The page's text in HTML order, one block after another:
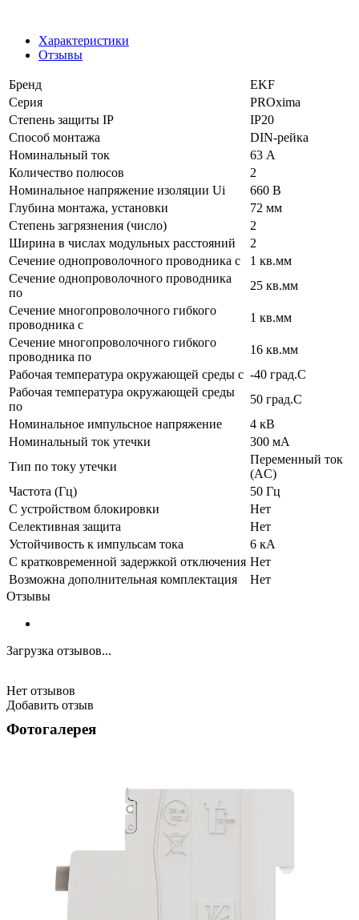
Характеристики
Отзывы
Бренд
EKF
Серия
PROxima
Степень защиты IP
IP20
Способ монтажа
DIN-рейка
Номинальный ток
63 А
Количество полюсов
2
Номинальное напряжение изоляции Ui
660 В
Глубина монтажа, установки
72 мм
Степень загрязнения (число)
2
Ширина в числах модульных расстояний
2
Сечение однопроволочного проводника с
1 кв.мм
Сечение однопроволочного проводника
по
25 кв.мм
Сечение многопроволочного гибкого
проводника с
1 кв.мм
Сечение многопроволочного гибкого
проводника по
16 кв.мм
Рабочая температура окружающей среды с -40 град.C
Рабочая температура окружающей среды
по
50 град.C
Номинальное импульсное напряжение
4 кВ
Номинальный ток утечки
300 мА
Тип по току утечки
Переменный ток
(AC)
Частота (Гц)
50 Гц
С устройством блокировки
Нет
Селективная защита
Нет
Устойчивость к импульсам тока
6 кА
С кратковременной задержкой отключения Нет
Возможна дополнительная комплектация
Нет
Отзывы
Загрузка отзывов...
Нет отзывов
Добавить отзыв
Фотогалерея